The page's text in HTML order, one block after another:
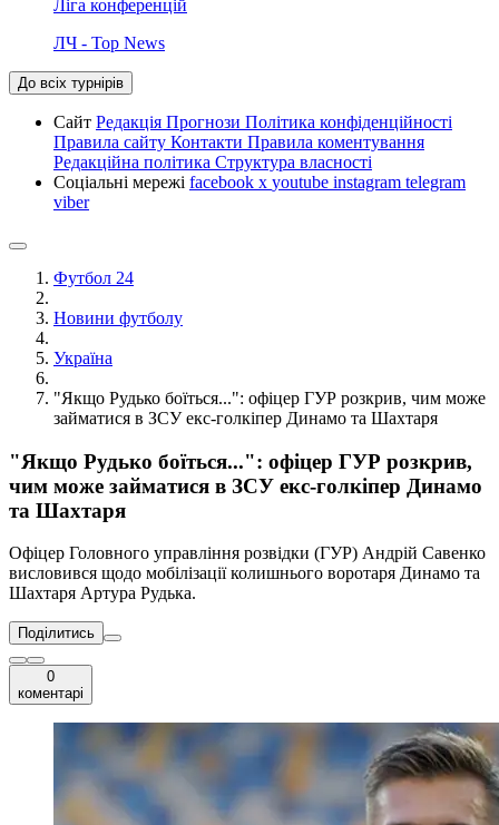
Ліга конференцій
ЛЧ - Top News
До всіх турнірів
Сайт Редакція Прогнози Політика конфіденційності
Правила сайту Контакти Правила коментування
Редакційна політика Структура власності
Соціальні мережі facebook x youtube instagram telegram
viber
Футбол 24
Новини футболу
Україна
"Якщо Рудько боїться...": офіцер ГУР розкрив, чим може
займатися в ЗСУ екс-голкіпер Динамо та Шахтаря
"Якщо Рудько боїться...": офіцер ГУР розкрив,
чим може займатися в ЗСУ екс-голкіпер Динамо
та Шахтаря
Офіцер Головного управління розвідки (ГУР) Андрій Савенко
висловився щодо мобілізації колишнього воротаря Динамо та
Шахтаря Артура Рудька.
Поділитись
0
коментарі